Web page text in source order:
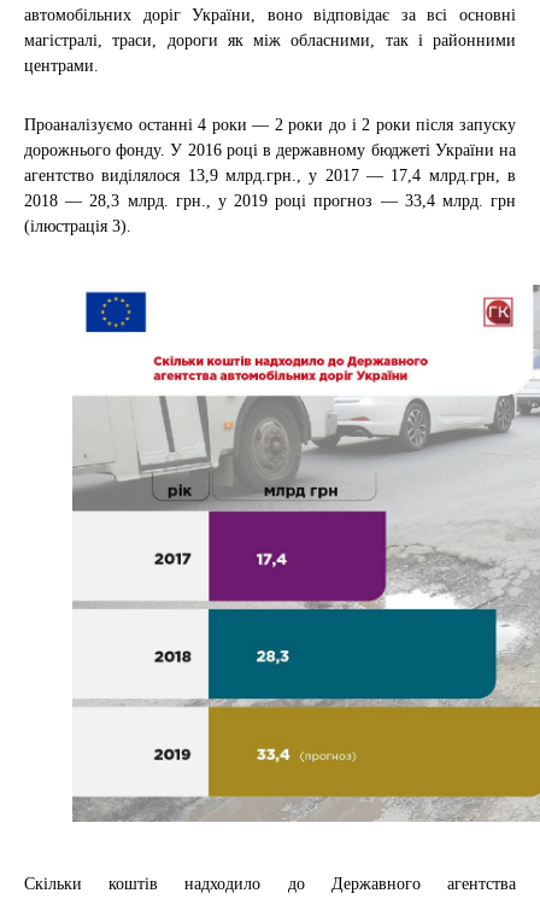
автомобільних доріг України, воно відповідає за всі основні
магістралі, траси, дороги як між обласними, так і районними
центрами.
Проаналізуємо останні 4 роки — 2 роки до і 2 роки після запуску
дорожнього фонду. У 2016 році в державному бюджеті України на
агентство виділялося 13,9 млрд.грн., у 2017 — 17,4 млрд.грн, в
2018 — 28,3 млрд. грн., у 2019 році прогноз — 33,4 млрд. грн
(ілюстрація 3).
Скільки коштів надходило до Державного агентства